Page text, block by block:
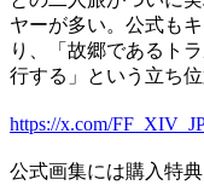
ヤーが多い。公式も
り、「故郷であるト
行する」という立ち
https://x.com/
公式画集には購入特